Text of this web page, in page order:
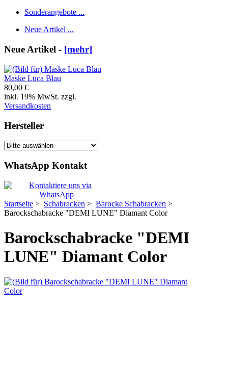
Sonderangebote ...
Neue Artikel ...
Neue Artikel - [mehr]
Maske Luca Blau
80,00 €
inkl. 19% MwSt. zzgl.
Versandkosten
Hersteller
WhatsApp Kontakt
Startseite > Schabracken > Barocke Schabracken >
Barockschabracke "DEMI LUNE" Diamant Color
Barockschabracke "DEMI
LUNE" Diamant Color